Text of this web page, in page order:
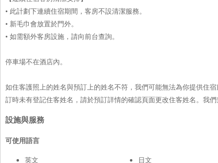
• 此計劃下連續住宿期間，客房不設清潔服務。
• 新毛巾會放置於門外。
• 如需額外客房設施，請向前台查詢。
停車場不在酒店內。
如住客護照上的姓名與預訂上的姓名不符，我們可能無法為你提供住
訂時未有登記住客姓名，請於預訂詳情的確認頁面更改住客姓名。我
設施與服務
可使用語言
英文
日文